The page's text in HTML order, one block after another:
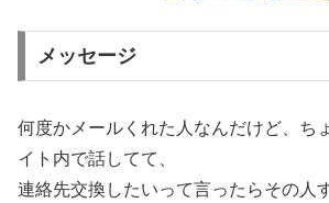
メッセージ
何度かメールくれた人なんだけど、ち
イト内で話してて、
連絡先交換したいって言ったらその人